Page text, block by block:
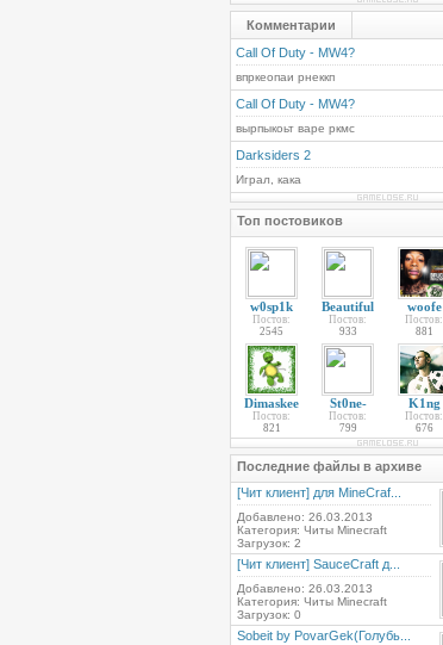
Комментарии
Call Of Duty - MW4?
впркеопаи рнеккп
Call Of Duty - MW4?
вырпыкоьт варе ркмс
Darksiders 2
Играл, кака
Топ постовиков
w0sp1k
Постов:
2545
Beautiful
Постов:
933
woofe
Постов:
881
Dimaskee
Постов:
821
St0ne-
Постов:
799
K1ng
Постов:
676
Последние файлы в архиве
[Чит клиент] для MineCraf...
Добавлено: 26.03.2013
Категория: Читы Minecraft
Загрузок: 2
[Чит клиент] SauceCraft д...
Добавлено: 26.03.2013
Категория: Читы Minecraft
Загрузок: 0
Sobeit by PovarGek(Голубь...